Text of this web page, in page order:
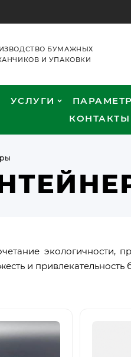
БУМАЖНЫХ
И УПАКОВКИ
УСЛУГИ
КОНТАКТЫ
экологичности,
и привлекательность